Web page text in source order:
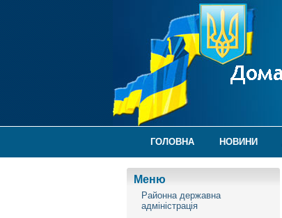
ГОЛОВНА НОВИНИ
Меню
Районна державна
адміністрація